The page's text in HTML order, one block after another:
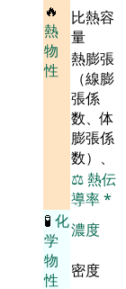
🔥
熱
物
性
比熱容
量
熱膨張
（線膨
張係
数、体
膨張係
数）、
⚖️熱伝
導率*
🧪 化
学
物
性
濃度
密度